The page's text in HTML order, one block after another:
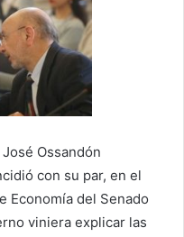
Ossandón
con su par, en el
Economía del Senado
viniera explicar las